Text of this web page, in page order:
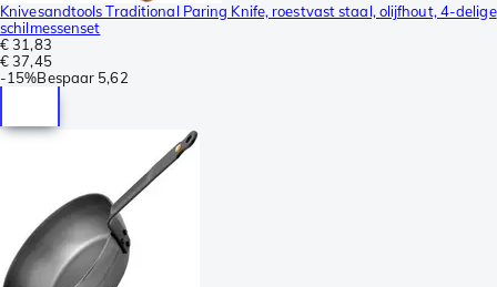
Knivesandtools Traditional Paring Knife, roestvast staal, olijfhout, 4-delige
schilmessenset
€ 31,83
€ 37,45
-15%Bespaar 5,62